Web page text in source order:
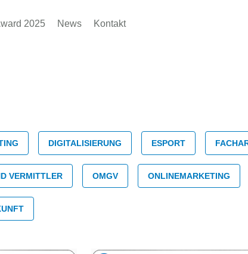
2025 News Kontakt
DIGITALISIERUNG ESPORT
VERMITTLER OMGV ONLINEMARKETING